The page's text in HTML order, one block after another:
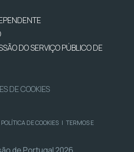
DO SERVIÇO PÚBLICO DE
DE COOKIES
POLÍTICA DE COOKIES | TERMOS E